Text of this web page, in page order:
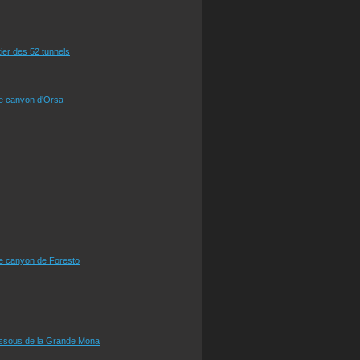
des 52 tunnels
canyon d'Orsa
canyon de Foresto
de la Grande Mona